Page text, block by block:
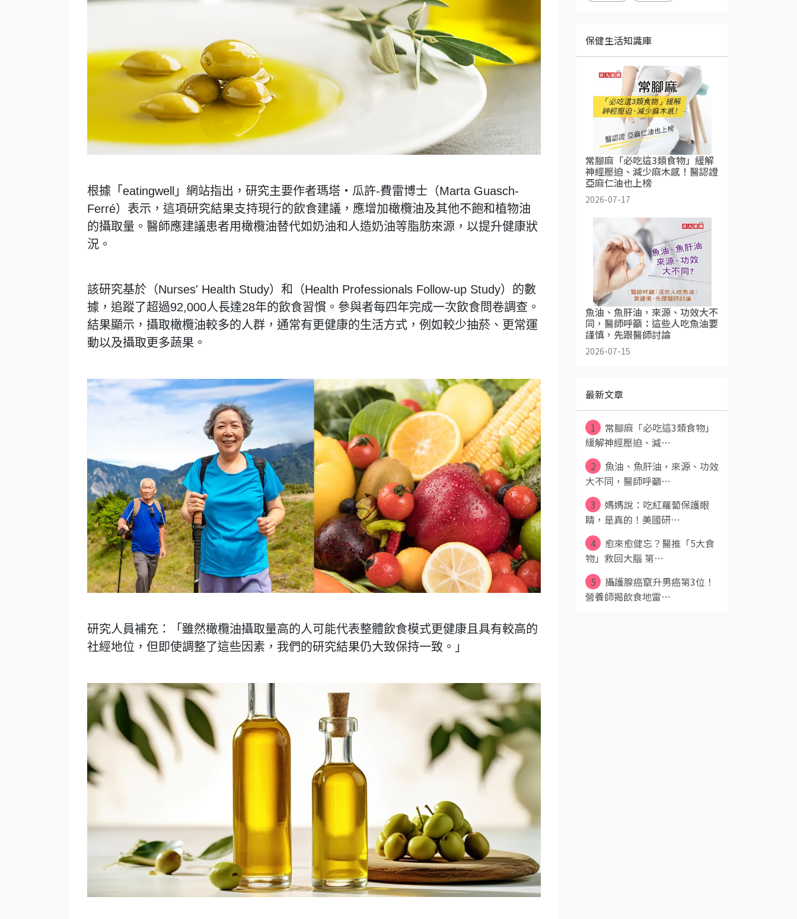
根據「eatingwell」網站指出，研究主要作者瑪塔‧瓜許-費雷博士（Marta Guasch-
Ferré）表示，這項研究結果支持現行的飲食建議，應增加橄欖油及其他不飽和植物油
的攝取量。醫師應建議患者用橄欖油替代如奶油和人造奶油等脂肪來源，以提升健康狀
況。
該研究基於（Nurses' Health Study）和（Health Professionals Follow-up Study）的數
據，追蹤了超過92,000人長達28年的飲食習慣。參與者每四年完成一次飲食問卷調查。
結果顯示，攝取橄欖油較多的人群，通常有更健康的生活方式，例如較少抽菸、更常運
動以及攝取更多蔬果。
研究人員補充：「雖然橄欖油攝取量高的人可能代表整體飲食模式更健康且具有較高的
社經地位，但即使調整了這些因素，我們的研究結果仍大致保持一致。」
保健生活知識庫
常腳麻「必吃這3類食物」緩解
神經壓迫、減少麻木感！醫認證
亞麻仁油也上榜
2026-07-17
魚油、魚肝油，來源、功效大不
同，醫師呼籲：這些人吃魚油要
謹慎，先跟醫師討論
2026-07-15
最新文章
1
常腳麻「必吃這3類食物」
緩解神經壓迫、減⋯
2
魚油、魚肝油，來源、功效
大不同，醫師呼籲⋯
3
媽媽說：吃紅蘿蔔保護眼
睛，是真的！美國研⋯
4
愈來愈健忘？醫推「5大食
物」救回大腦 第⋯
5
攝護腺癌竄升男癌第3位！
營養師揭飲食地雷⋯